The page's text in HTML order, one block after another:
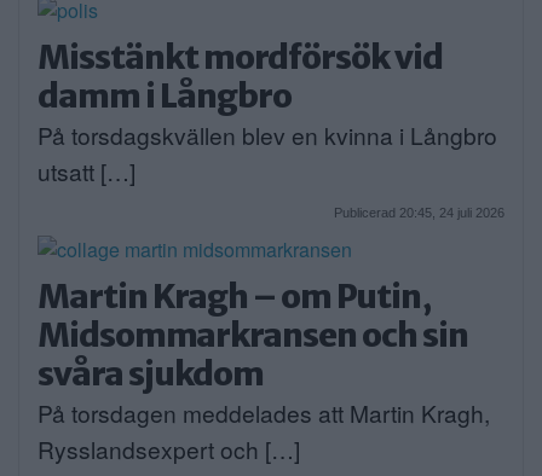
Misstänkt mordförsök vid
damm i Långbro
På torsdagskvällen blev en kvinna i Långbro
utsatt […]
Publicerad 20:45, 24 juli 2026
Martin Kragh – om Putin,
Midsommarkransen och sin
svåra sjukdom
På torsdagen meddelades att Martin Kragh,
Rysslandsexpert och […]